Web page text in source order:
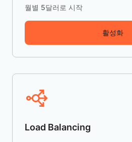
월별 5달러로 시작
활성화
Load Balancing